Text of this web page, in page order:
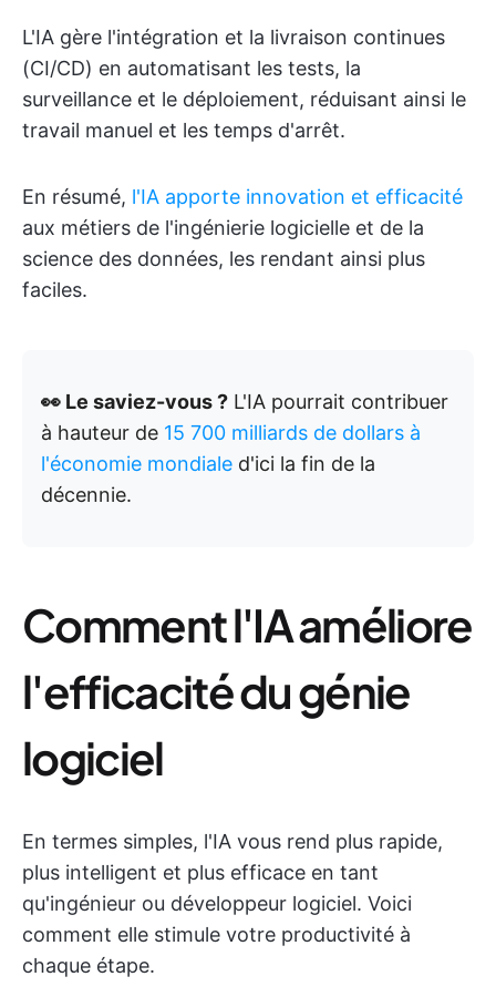
L'IA gère l'intégration et la livraison continues
(CI/CD) en automatisant les tests, la
surveillance et le déploiement, réduisant ainsi le
travail manuel et les temps d'arrêt.
En résumé, l'IA apporte innovation et efficacité
aux métiers de l'ingénierie logicielle et de la
science des données, les rendant ainsi plus
faciles.
👀 Le saviez-vous ? L'IA pourrait contribuer
à hauteur de 15 700 milliards de dollars à
l'économie mondiale d'ici la fin de la
décennie.
Comment l'IA améliore
l'efficacité du génie
logiciel
En termes simples, l'IA vous rend plus rapide,
plus intelligent et plus efficace en tant
qu'ingénieur ou développeur logiciel. Voici
comment elle stimule votre productivité à
chaque étape.